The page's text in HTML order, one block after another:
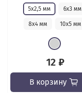
5х2,5 мм 6х3 мм
8х4 мм 10х5 мм
12 ₽
В корзину